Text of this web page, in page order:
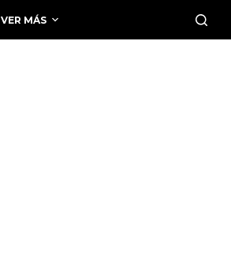
VER MÁS